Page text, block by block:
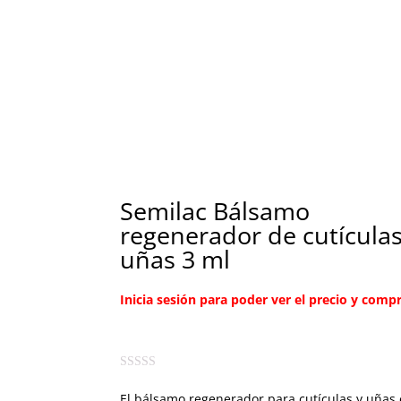
Semilac Bálsamo
regenerador de
uñas 3 ml
Inicia sesión para poder ver el precio y